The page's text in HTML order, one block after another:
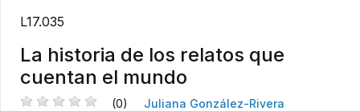
L17.035
La historia de los relatos que
cuentan el mundo
(0) Juliana González-Rivera